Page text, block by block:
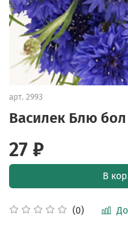
арт. 2993
Василек Блю бол
(0)
27 ₽
В